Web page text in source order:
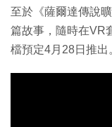
至於《薩爾達傳說
篇故事，隨時在VR
檔預定4月28日推出